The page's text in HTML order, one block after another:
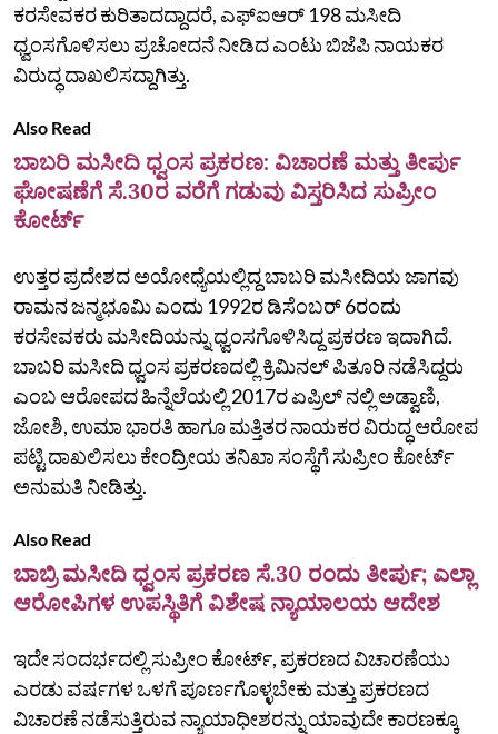
ಕರಸೇವಕರ ಕುರಿತಾದದ್ದಾದರೆ, ಎಫ್‌ಐಆರ್‌ 198 ಮಸೀದಿ
ಧ್ವಂಸಗೊಳಿಸಲು ಪ್ರಚೋದನೆ ನೀಡಿದ ಎಂಟು ಬಿಜೆಪಿ ನಾಯಕರ
ವಿರುದ್ಧ ದಾಖಲಿಸದ್ದಾಗಿತ್ತು.
Also Read
ಬಾಬರಿ ಮಸೀದಿ ಧ್ವಂಸ ಪ್ರಕರಣ: ವಿಚಾರಣೆ ಮತ್ತು ತೀರ್ಪು
ಘೋಷಣೆಗೆ ಸೆ.30ರ ವರೆಗೆ ಗಡುವು ವಿಸ್ತರಿಸಿದ ಸುಪ್ರೀಂ
ಕೋರ್ಟ್
ಉತ್ತರ ಪ್ರದೇಶದ ಅಯೋಧ್ಯೆಯಲ್ಲಿದ್ದ ಬಾಬರಿ ಮಸೀದಿಯ ಜಾಗವು
ರಾಮನ ಜನ್ಮಭೂಮಿ ಎಂದು 1992ರ ಡಿಸೆಂಬರ್ 6ರಂದು
ಕರಸೇವಕರು ಮಸೀದಿಯನ್ನು ಧ್ವಂಸಗೊಳಿಸಿದ್ದ ಪ್ರಕರಣ ಇದಾಗಿದೆ.
ಬಾಬರಿ ಮಸೀದಿ ಧ್ವಂಸ ಪ್ರಕರಣದಲ್ಲಿ ಕ್ರಿಮಿನಲ್ ಪಿತೂರಿ ನಡೆಸಿದ್ದರು
ಎಂಬ ಆರೋಪದ ಹಿನ್ನೆಲೆಯಲ್ಲಿ 2017ರ ಏಪ್ರಿಲ್ ನಲ್ಲಿ ಅಡ್ವಾಣಿ,
ಜೋಶಿ, ಉಮಾ ಭಾರತಿ ಹಾಗೂ ಮತ್ತಿತರ ನಾಯಕರ ವಿರುದ್ಧ ಆರೋಪ
ಪಟ್ಟಿ ದಾಖಲಿಸಲು ಕೇಂದ್ರೀಯ ತನಿಖಾ ಸಂಸ್ಥೆಗೆ ಸುಪ್ರೀಂ ಕೋರ್ಟ್
ಅನುಮತಿ ನೀಡಿತ್ತು.
Also Read
ಬಾಬ್ರಿ ಮಸೀದಿ ಧ್ವಂಸ ಪ್ರಕರಣ ಸೆ.30 ರಂದು ತೀರ್ಪು; ಎಲ್ಲಾ
ಆರೋಪಿಗಳ ಉಪಸ್ಥಿತಿಗೆ ವಿಶೇಷ ನ್ಯಾಯಾಲಯ ಆದೇಶ
ಇದೇ ಸಂದರ್ಭದಲ್ಲಿ ಸುಪ್ರೀಂ ಕೋರ್ಟ್, ಪ್ರಕರಣದ ವಿಚಾರಣೆಯು
ಎರಡು ವರ್ಷಗಳ ಒಳಗೆ ಪೂರ್ಣಗೊಳ್ಳಬೇಕು ಮತ್ತು ಪ್ರಕರಣದ
ವಿಚಾರಣೆ ನಡೆಸುತ್ತಿರುವ ನ್ಯಾಯಾಧೀಶರನ್ನು ಯಾವುದೇ ಕಾರಣಕ್ಕೂ